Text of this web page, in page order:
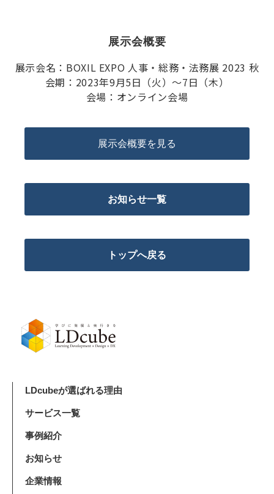
展示会概要
展示会名：BOXIL EXPO 人事・総務・法務展 2023 秋
会期：2023年9月5日（火）～7日（木）
会場：オンライン会場
展示会概要を見る
お知らせ一覧
トップへ戻る
LDcubeが選ばれる理由
サービス一覧
事例紹介
お知らせ
企業情報